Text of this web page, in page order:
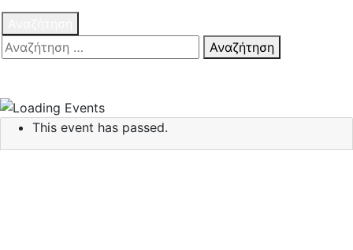
Αναζήτηση
This event has passed.